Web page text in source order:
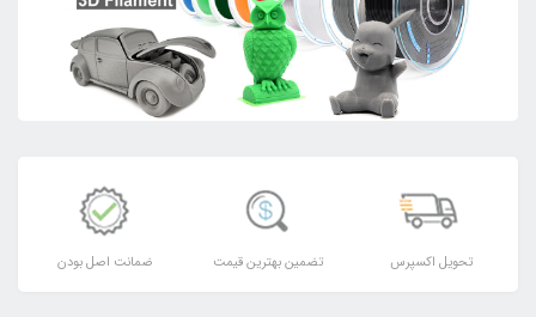
تحویل اکسپرس تضمین بهترین قیمت ضمانت اصل بودن